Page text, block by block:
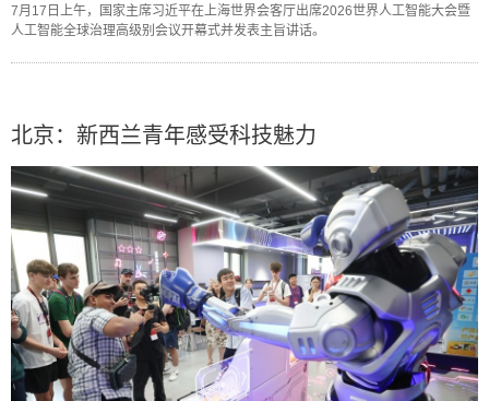
7月17日上午，国家主席习近平在上海世界会客厅出席2026世界人工智能大会暨
人工智能全球治理高级别会议开幕式并发表主旨讲话。
北京：新西兰青年感受科技魅力